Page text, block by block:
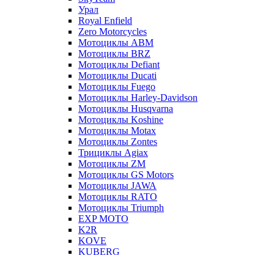
Урал
Royal Enfield
Zero Motorcycles
Мотоциклы ABM
Мотоциклы BRZ
Мотоциклы Defiant
Мотоциклы Ducati
Мотоциклы Fuego
Мотоциклы Harley-Davidson
Мотоциклы Husqvarna
Мотоциклы Koshine
Мотоциклы Motax
Мотоциклы Zontes
Трициклы Agiax
Мотоциклы ZM
Мотоциклы GS Motors
Мотоциклы JAWA
Мотоциклы RATO
Мотоциклы Triumph
EXP MOTO
K2R
KOVE
KUBERG